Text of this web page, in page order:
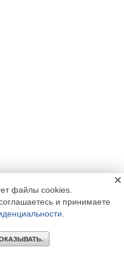
файлы cookies.
и принимаете
×